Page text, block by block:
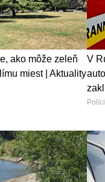
ako môže zeleň
miest | Aktuality
V